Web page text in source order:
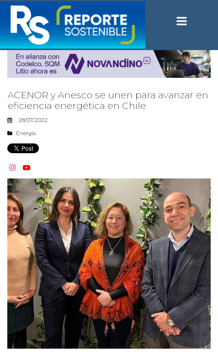
ACENOR y Anesco se unen para avanzar en
eficiencia energética en Chile
28/07/2022
Energía
 